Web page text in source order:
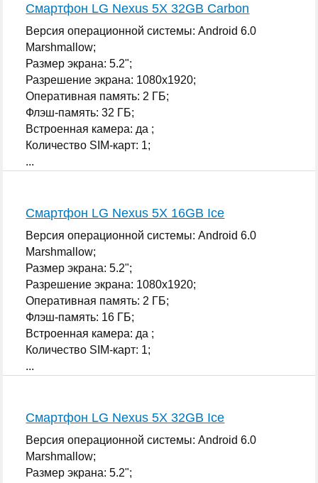
Смартфон LG Nexus 5X 32GB Carbon
Версия операционной системы: Android 6.0
Marshmallow;
Размер экрана: 5.2";
Разрешение экрана: 1080x1920;
Оперативная память: 2 ГБ;
Флэш-память: 32 ГБ;
Встроенная камера: да ;
Количество SIM-карт: 1;
...
Смартфон LG Nexus 5X 16GB Ice
Версия операционной системы: Android 6.0
Marshmallow;
Размер экрана: 5.2";
Разрешение экрана: 1080x1920;
Оперативная память: 2 ГБ;
Флэш-память: 16 ГБ;
Встроенная камера: да ;
Количество SIM-карт: 1;
...
Смартфон LG Nexus 5X 32GB Ice
Версия операционной системы: Android 6.0
Marshmallow;
Размер экрана: 5.2";